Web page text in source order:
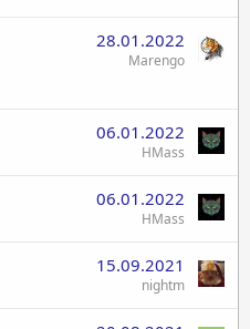
28.01.2022
Marengo
06.01.2022
HMass
06.01.2022
HMass
15.09.2021
nightm